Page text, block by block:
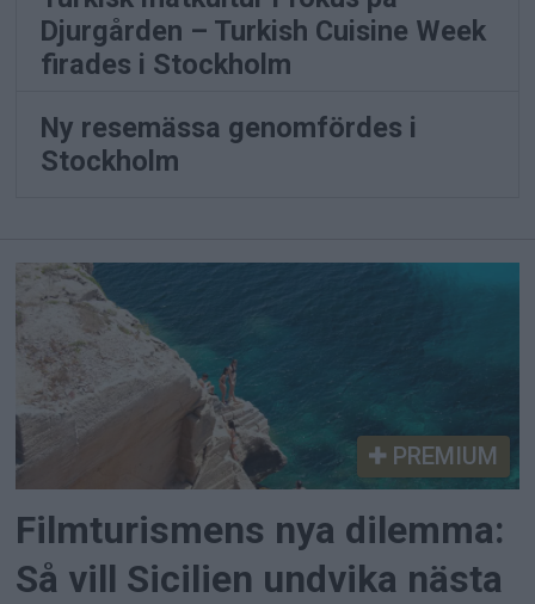
Djurgården – Turkish Cuisine Week
firades i Stockholm
Ny resemässa genomfördes i
Stockholm
PREMIUM
Filmturismens nya dilemma:
Så vill Sicilien undvika nästa